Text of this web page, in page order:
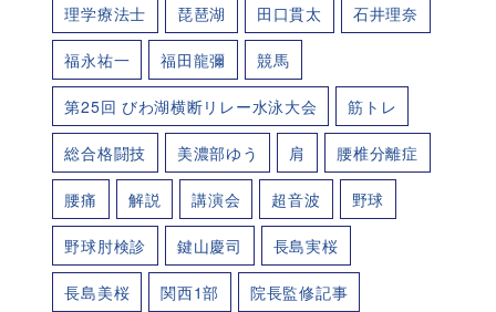
理学療法士 琵琶湖 田口貫太 石井理奈
福永祐一 福田龍彌 競馬
第25回 びわ湖横断リレー水泳大会 筋トレ
総合格闘技 美濃部ゆう 肩 腰椎分離症
腰痛 解説 講演会 超音波 野球
野球肘検診 鍵山慶司 長島実桜
長島美桜 関西1部 院長監修記事